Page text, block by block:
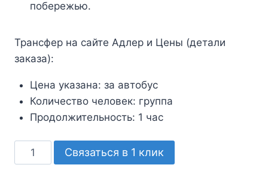
побережью.
Трансфер на сайте Адлер и Цены (детали
заказа):
Цена указана: за автобус
Количество человек: группа
Продолжительность: 1 час
Количество
товара
Связаться в 1 клик